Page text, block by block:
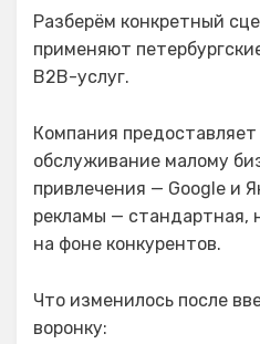
Разберём конкретный
применяют
B2B-услуг.
Компания предоставляет
обслуживание малому
привлечения — Google и
рекламы — стандартная,
на фоне конкурентов.
Что изменилось после
воронку: